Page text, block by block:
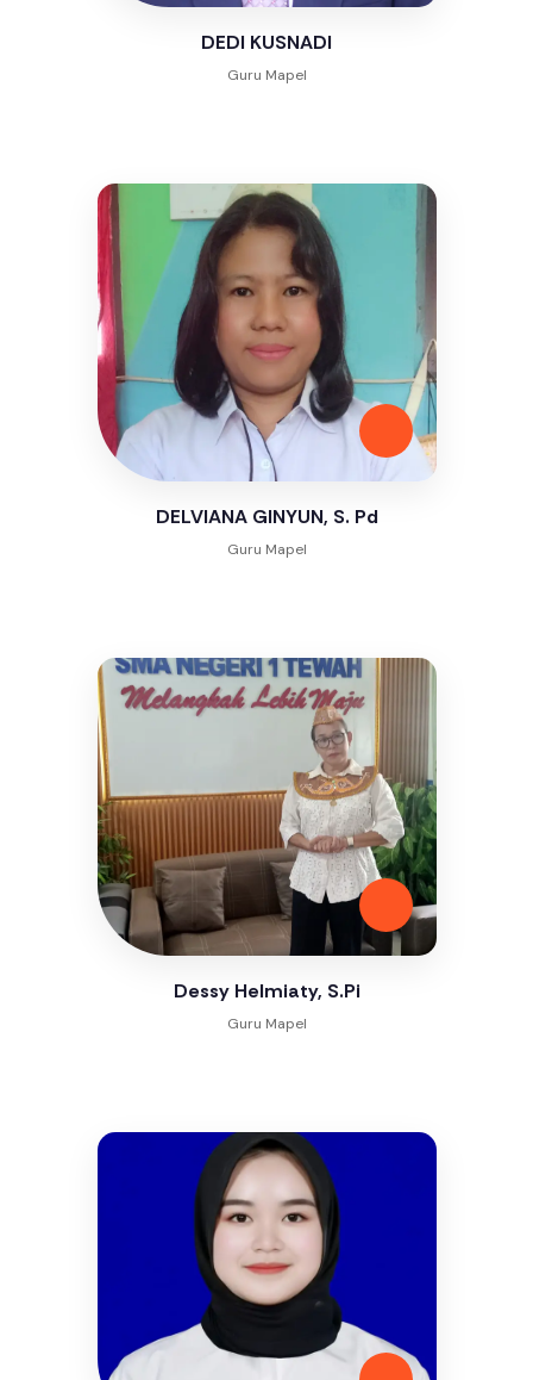
DEDI KUSNADI
Guru Mapel
DELVIANA GINYUN, S. Pd
Guru Mapel
Dessy Helmiaty, S.Pi
Guru Mapel